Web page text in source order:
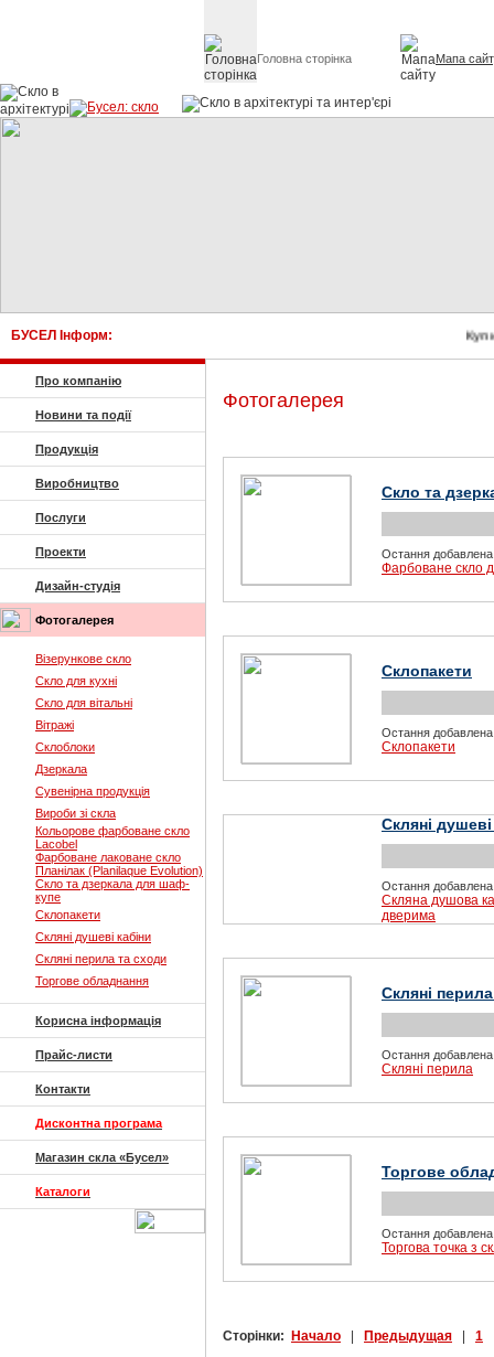
Головна сторінка Мапа
БУСЕЛ Інформ:
Про компанію
Новини та події
Продукція
Виробництво
Послуги
Проекти
Дизайн-студія
Фотогалерея
Візерункове скло
Скло для кухні
Скло для вітальні
Вітражі
Склоблоки
Дзеркала
Сувенірна продукція
Вироби зі скла
Кольорове фарбоване скло
Lacobel
Фарбоване лаковане скло
Планілак (Planilaque Evolution)
Скло та дзеркала для шаф-
купе
Склопакети
Скляні душеві кабіни
Скляні перила та сходи
Торгове обладнання
Корисна інформація
Прайс-листи
Контакти
Дисконтна програма
Магазин скла «Бусел»
Каталоги
Фотогалерея
Скло та
Остання
Фарбоване скло
Склопакети
Остання
Склопакети
Скляні душеві
Остання
Скляна душова
дверима
Скляні
Остання
Скляні перила
Торгове
Остання
Торгова точка з
Сторінки: Начало Предыдущая 1